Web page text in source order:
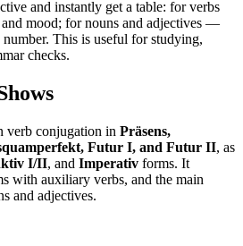
and instantly get a table: for verbs
mood; for nouns and adjectives —
number. This is useful for studying,
checks.
verb conjugation in Präsens,
Futur I, and Futur II, as
I/II, and Imperativ forms. It
with auxiliary verbs, and the main
and adjectives.